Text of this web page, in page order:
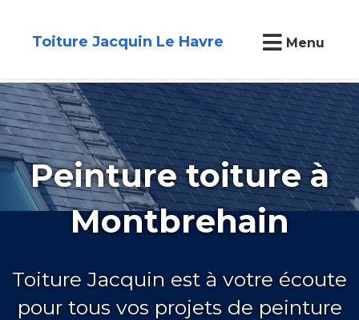
Toiture Jacquin Le Havre Menu
Peinture toiture à
Montbrehain
Toiture Jacquin est à votre écoute
pour tous vos projets de peinture